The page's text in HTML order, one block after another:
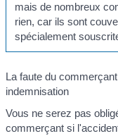
mais de nombreux
rien, car ils sont
spécialement
La faute du
indemnisation
Vous ne serez pas
commerçant si